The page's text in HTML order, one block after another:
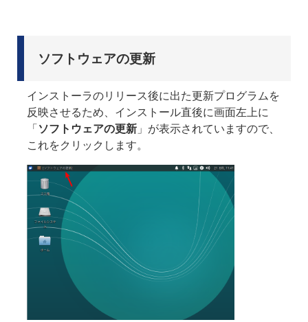
ソフトウェアの更新
インストーラのリリース後に出た更新プログラムを
反映させるため、インストール直後に画面左上に
「 ソフトウェアの更新 」が表示されていますので、
これをクリックします。